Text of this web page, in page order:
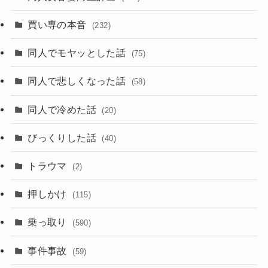
買い専の本音 (232)
同人でモヤッとした話 (75)
同人で悲しくなった話 (58)
同人で冷めた話 (20)
びっくりした話 (40)
トラウマ (2)
押しかけ (115)
乗っ取り (590)
事件事故 (59)